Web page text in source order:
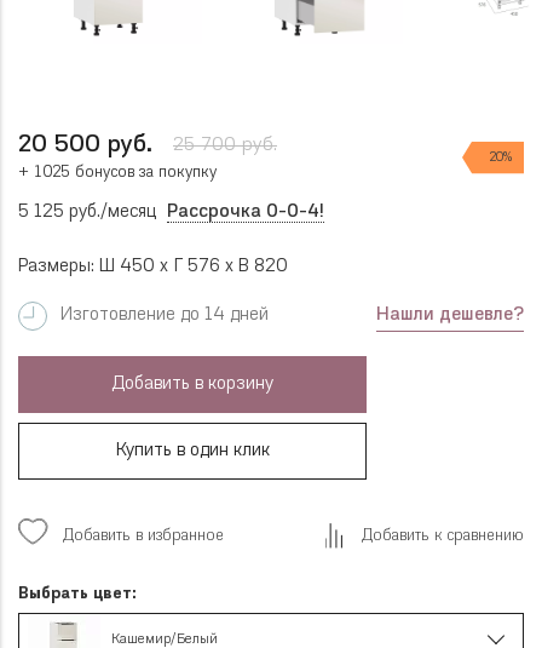
20 500 руб. 25 700 руб.
20%
+ 1025 бонусов за покупку
5 125 руб./месяц Рассрочка 0-0-4!
Размеры: Ш 450 x Г 576 x В 820
Изготовление до 14 дней Нашли дешевле?
Добавить в корзину
Купить в один клик
Добавить в избранное Добавить к сравнению
Выбрать цвет:
Кашемир/Белый